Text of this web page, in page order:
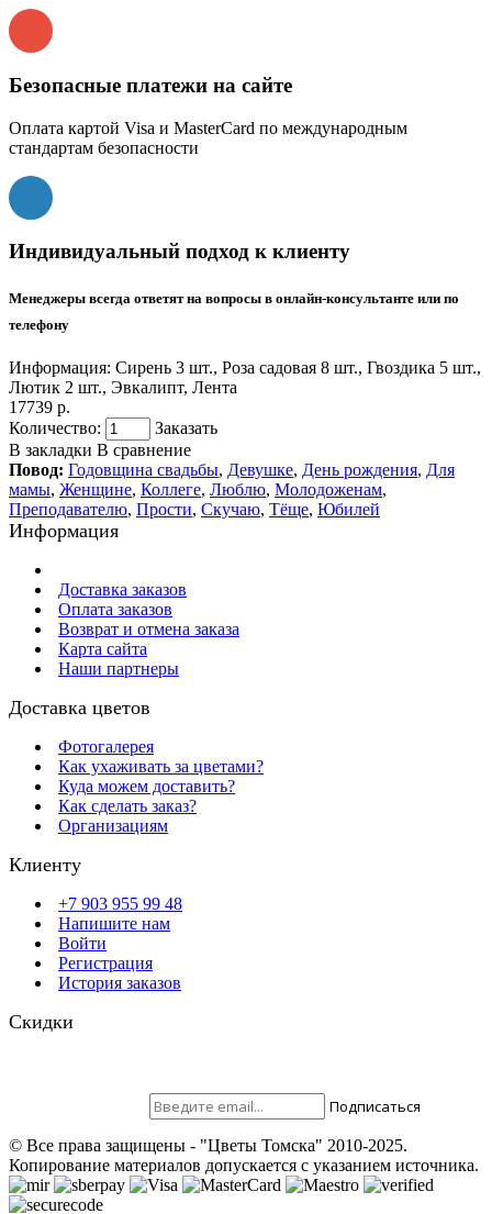
Безопасные платежи на сайте
Оплата картой Visa и MasterCard по международным
стандартам безопасности
Индивидуальный подход к клиенту
Менеджеры всегда ответят на вопросы в онлайн-консультанте или по
телефону
Информация: Сирень 3 шт., Роза садовая 8 шт., Гвоздика 5 шт.,
Лютик 2 шт., Эвкалипт, Лента
17739 р.
Количество:
Заказать
В закладки В сравнение
Повод: Годовщина свадьбы, Девушке, День рождения, Для
мамы, Женщине, Коллеге, Люблю, Молодоженам,
Преподавателю, Прости, Скучаю, Тёще, Юбилей
Информация
Доставка заказов
Оплата заказов
Возврат и отмена заказа
Карта сайта
Наши партнеры
Доставка цветов
Фотогалерея
Как ухаживать за цветами?
Куда можем доставить?
Как сделать заказ?
Организациям
Клиенту
+7 903 955 99 48
Напишите нам
Войти
Регистрация
История заказов
Скидки
Подписаться
© Все права защищены - "Цветы Томска" 2010-2025.
Копирование материалов допускается с указанием источника.